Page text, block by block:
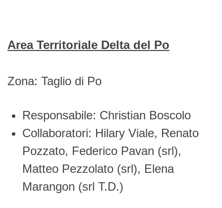
Area Territoriale Delta del Po
Zona: Taglio di Po
Responsabile: Christian Boscolo
Collaboratori: Hilary Viale, Renato
Pozzato, Federico Pavan (srl),
Matteo Pezzolato (srl), Elena
Marangon (srl T.D.)